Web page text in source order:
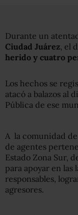
Durante un
Ciudad Juárez, el
herido y cuatro
Los hechos se
atacó a balazos al
Pública de ese
A la comunidad
de agentes
Estado Zona Sur,
para apoyar en las
responsables,
agresores.